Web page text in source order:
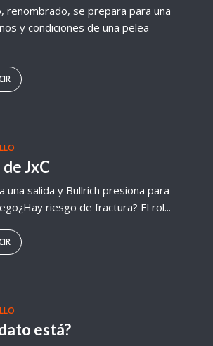
renombrado, se prepara para una
y condiciones de una pelea
JxC
una salida y Bullrich presiona para
riesgo de fractura? El rol...
está?